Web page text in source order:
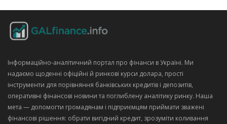
Інформаційно‑аналітичний портал про фінанси в Україні. Ми
надаємо щоденні офіційні й ринкові курси долара, прості
інструменти для порівняння банківських кредитів і депозитів,
оперативні фінансові новини та поглиблену аналітику ринку. Наша
мета — допомогти громадянам і підприємцям приймати зважені
фінансові рішення: обрати вигідний кредит, зрозуміти коливання